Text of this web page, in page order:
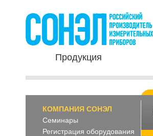
Продукция
КОМПАНИЯ СОНЭЛ
Семинары
Регистрация оборудования